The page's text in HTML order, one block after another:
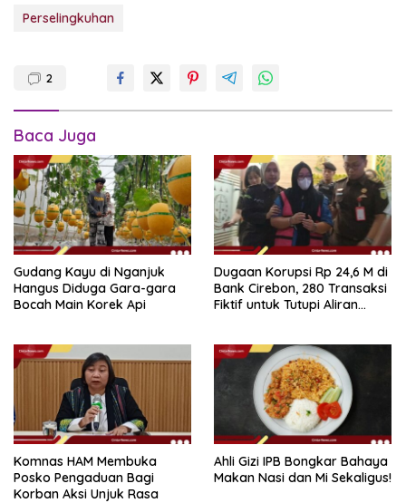
Perselingkuhan
2
Baca Juga
Gudang Kayu di Nganjuk
Hangus Diduga Gara-gara
Bocah Main Korek Api
Dugaan Korupsi Rp 24,6 M di
Bank Cirebon, 280 Transaksi
Fiktif untuk Tutupi Aliran
Komnas HAM Membuka
Posko Pengaduan Bagi
Korban Aksi Unjuk Rasa
Ahli Gizi IPB Bongkar Bahaya
Makan Nasi dan Mi Sekaligus!